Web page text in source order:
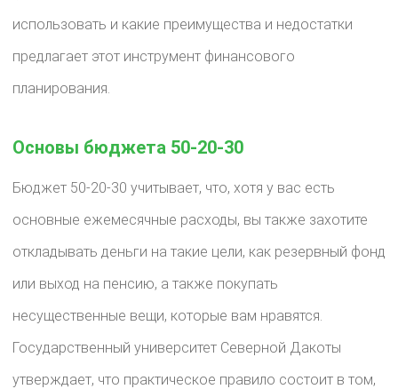
использовать и какие преимущества и недостатки
предлагает этот инструмент финансового
планирования.
Основы бюджета 50-20-30
Бюджет 50-20-30 учитывает, что, хотя у вас есть
основные ежемесячные расходы, вы также захотите
откладывать деньги на такие цели, как резервный фонд
или выход на пенсию, а также покупать
несущественные вещи, которые вам нравятся.
Государственный университет Северной Дакоты
утверждает, что практическое правило состоит в том,